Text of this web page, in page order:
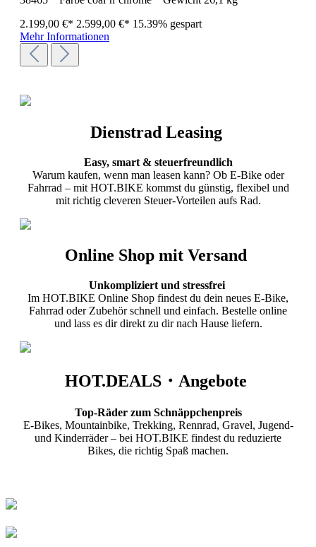
2.199,00 €* 2.599,00 €* 15.39% gespart
Mehr Informationen
Dienstrad Leasing
Easy, smart & steuerfreundlich
Warum kaufen, wenn man leasen kann? Ob E-Bike oder
Fahrrad – mit HOT.BIKE kommst du günstig, flexibel und
mit richtig cleveren Steuer-Vorteilen aufs Rad.
Online Shop mit Versand
Unkompliziert und stressfrei
Im HOT.BIKE Online Shop findest du dein neues E-Bike,
Fahrrad oder Zubehör schnell und einfach. Bestelle online
und lass es dir direkt zu dir nach Hause liefern.
HOT.DEALS・Angebote
Top-Räder zum Schnäppchenpreis
E-Bikes, Mountainbike, Trekking, Rennrad, Gravel, Jugend-
und Kinderräder – bei HOT.BIKE findest du reduzierte
Bikes, die richtig Spaß machen.